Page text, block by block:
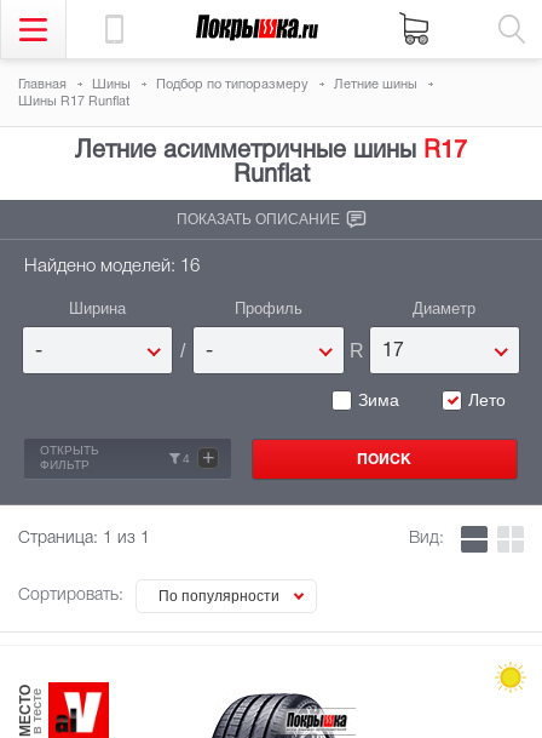
Главная Шины Подбор по типоразмеру
Летние шины
Шины R17 Runflat
Летние асимметричные шины
R17
Runflat
ПОКАЗАТЬ ОПИСАНИЕ
Найдено моделей: 16
Ширина
- /
Профиль
- R
Диаметр
17
Зима Лето
ОТКРЫТЬ
ФИЛЬТР
4 +
Страница: 1 из 1
Сортировать: По популярности
Вид:
МЕСТОв тесте